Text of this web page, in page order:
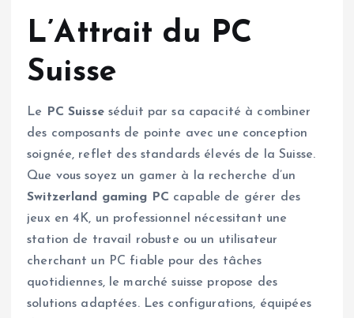
L’Attrait du PC
Suisse
Le PC Suisseséduit par sa capacité à combiner
des composants de pointe avec une conception
soignée, reflet des standards élevés de la Suisse.
Que vous soyez un gamer à la recherche d’un
Switzerland gaming PC capable de gérer des
jeux en 4K, un professionnel nécessitant une
station de travail robuste ou un utilisateur
cherchant un PC fiable pour des tâches
quotidiennes, le marché suisse propose des
solutions adaptées. Les configurations, équipées